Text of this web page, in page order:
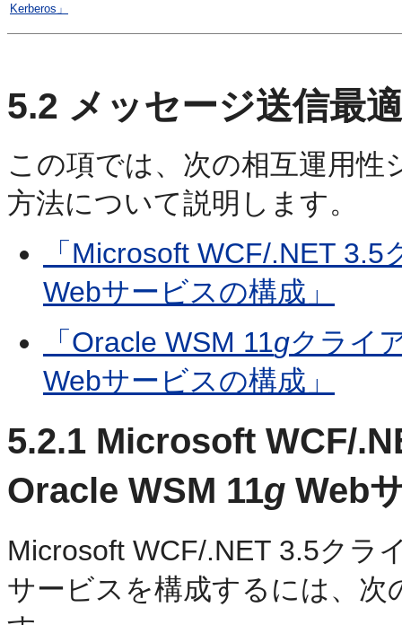
Kerberos」
5.2 メッセージ送信最
この項では、次の相互運用
方法について説明します。
「Microsoft WCF/.NET
Webサービスの構成」
「Oracle WSM 11gクライ
Webサービスの構成」
5.2.1 Microsoft WCF/
Oracle WSM 11g Web
Microsoft WCF/.NET 3.5クラ
サービスを構成するには、